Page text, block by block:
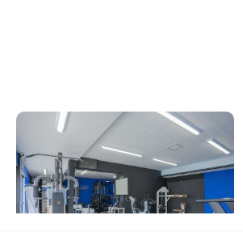
能勢A邸
大阪府 シェアハウス
【大阪都心部へもアクセス良好】心と身体を
健康に、トレーニングジム併設シェアハウス
この家からの距離 40km